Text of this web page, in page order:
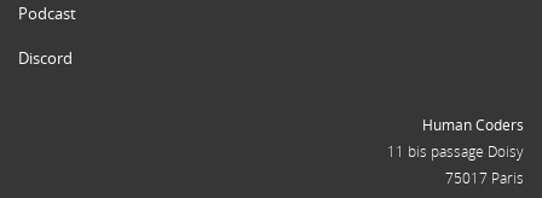
Podcast
Discord
Human Coders
11 bis passage Doisy
75017 Paris